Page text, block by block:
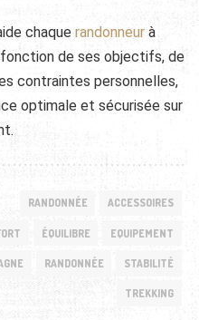
chaque randonneur à
de ses objectifs, de
contraintes personnelles,
optimale et sécurisée sur
RANDONNÉE ACCESSOIRES
ÉQUILIBRE EQUIPEMENT
RANDONNÉE STABILITÉ
TREKKING